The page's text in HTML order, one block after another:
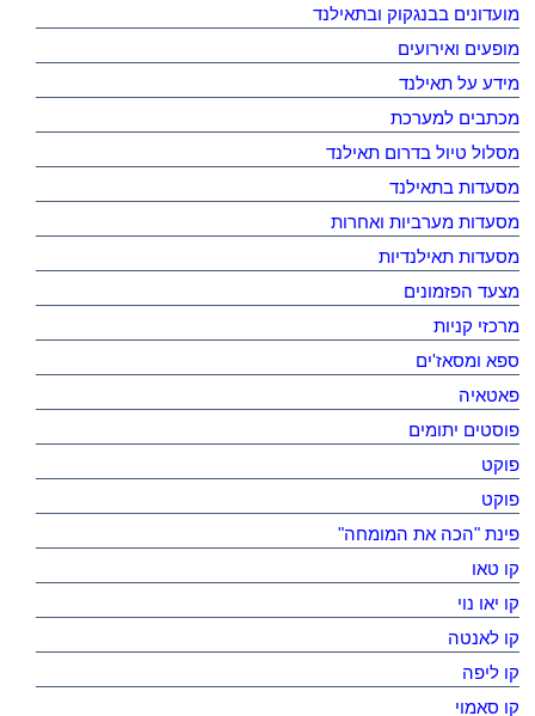
מועדונים בבנגקוק ובתאילנד
מופעים ואירועים
מידע על תאילנד
מכתבים למערכת
מסלול טיול בדרום תאילנד
מסעדות בתאילנד
מסעדות מערביות ואחרות
מסעדות תאילנדיות
מצעד הפזמונים
מרכזי קניות
ספא ומסאז'ים
פאטאיה
פוסטים יתומים
פוקט
פוקט
פינת "הכה את המומחה"
קו טאו
קו יאו נוי
קו לאנטה
קו ליפה
קו סאמוי